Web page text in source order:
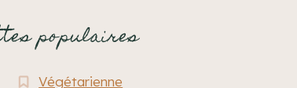
populaires
Végétarienne